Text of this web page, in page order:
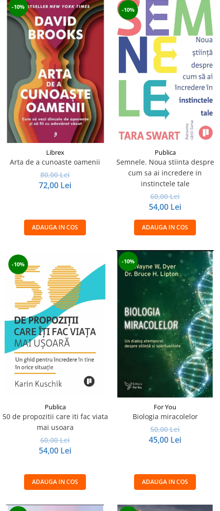
-10%
Librex
Arta de a cunoaste oamenii
80,00 Lei
72,00 Lei
ADAUGA IN COS
-10%
Publica
Semnele. Noua stiinta despre
cum sa ai incredere in
instinctele tale
60,00 Lei
54,00 Lei
ADAUGA IN COS
-10%
Publica
50 de propozitii care iti fac viata
mai usoara
60,00 Lei
54,00 Lei
ADAUGA IN COS
-10%
For You
Biologia miracolelor
50,00 Lei
45,00 Lei
ADAUGA IN COS